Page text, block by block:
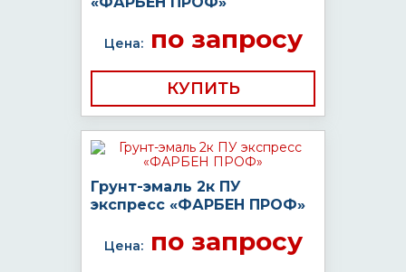
Цена:по запросу
КУПИТЬ
Грунт-эмаль 2к ПУ
экспресс «ФАРБЕН ПРОФ»
Цена:по запросу